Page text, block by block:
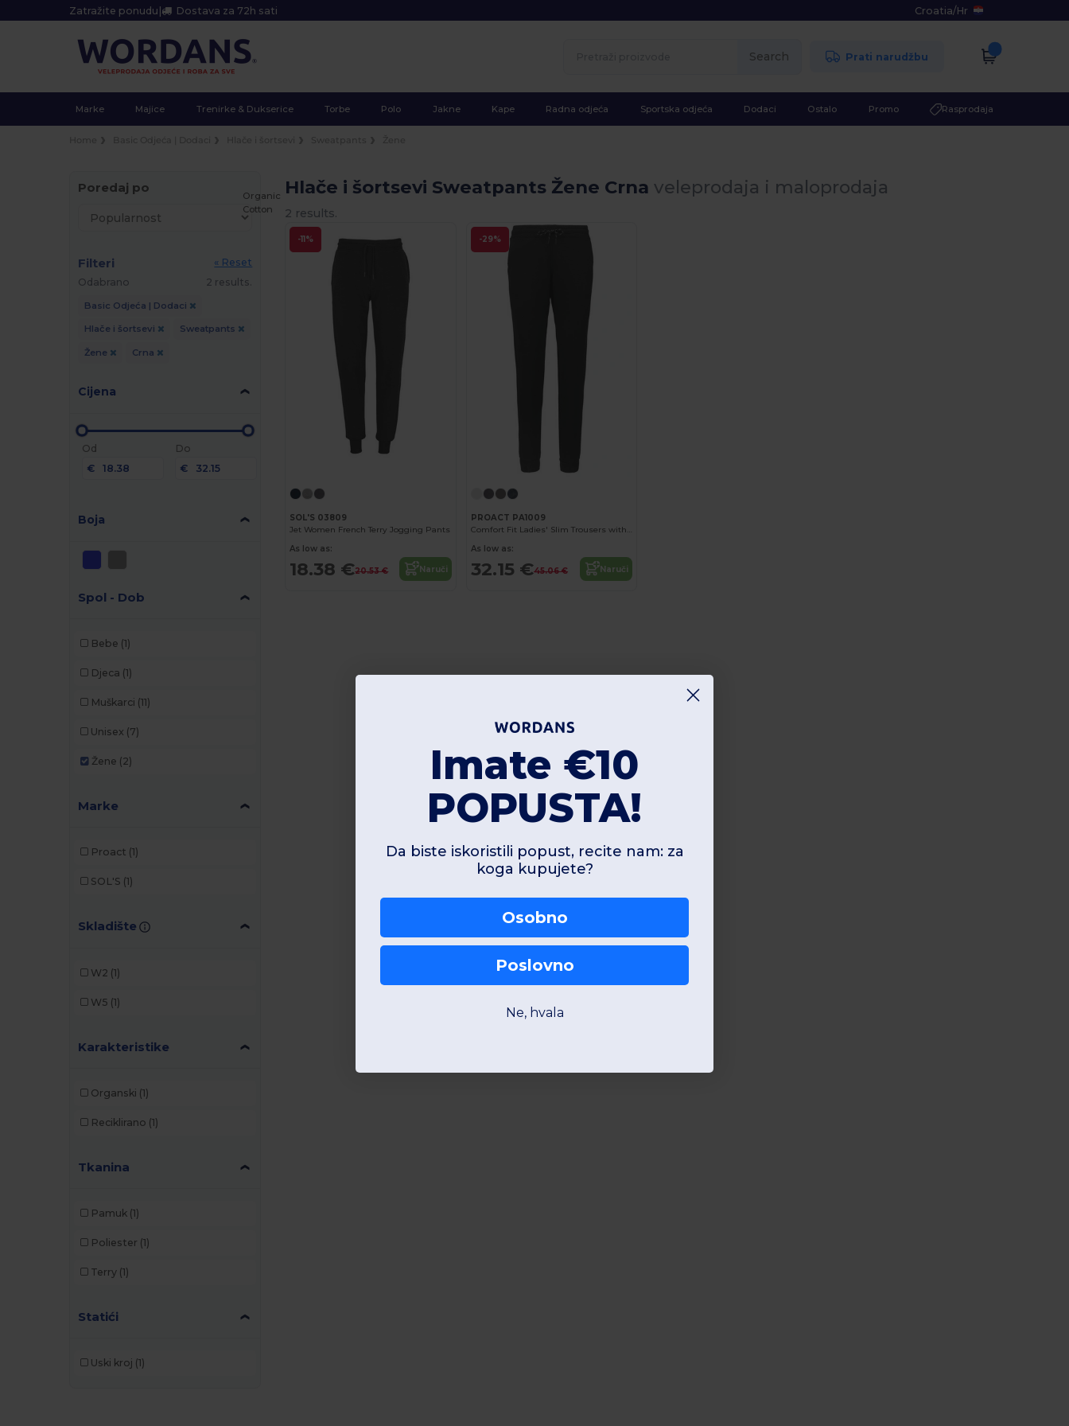
Zatražite ponudu | Dostava za 72h sati Croatia/Hr
Search Prati narudžbu
Marke Majice Trenirke & Dukserice Torbe Polo Jakne Kape Radna odjeća Sportska odjeća Dodaci Ostalo Promo Rasprodaja
Poredaj po
Filteri
« Reset
Odabrano
2 results.
Basic Odjeća | Dodaci
Hlače i šortsevi Sweatpants
Žene Crna
Cijena
Od
€
Do
€
Boja
Spol - Dob
Bebe (1)
Djeca (1)
Muškarci (11)
Unisex (7)
Žene (2)
Marke
Proact (1)
SOL'S (1)
Skladište
W2 (1)
W5 (1)
Karakteristike
Organski (1)
Reciklirano (1)
Tkanina
Pamuk (1)
Poliester (1)
Terry (1)
Statići
Uski kroj (1)
Hlače i šortsevi Sweatpants Žene Crnaveleprodaja i maloprodaja
2 results.
-11%
Organic
Cotton
SOL'S 03809
Jet Women French Terry Jogging Pants
As low as:
18.38 €20.53 € Naruči
-29%
PROACT PA1009
Comfort Fit Ladies' Slim Trousers with Elastic Waistband
As low as:
32.15 €45.06 € Naruči
Imate €10
POPUSTA!
Da biste iskoristili popust, recite nam: za
koga kupujete?
Osobno
Poslovno
Ne, hvala